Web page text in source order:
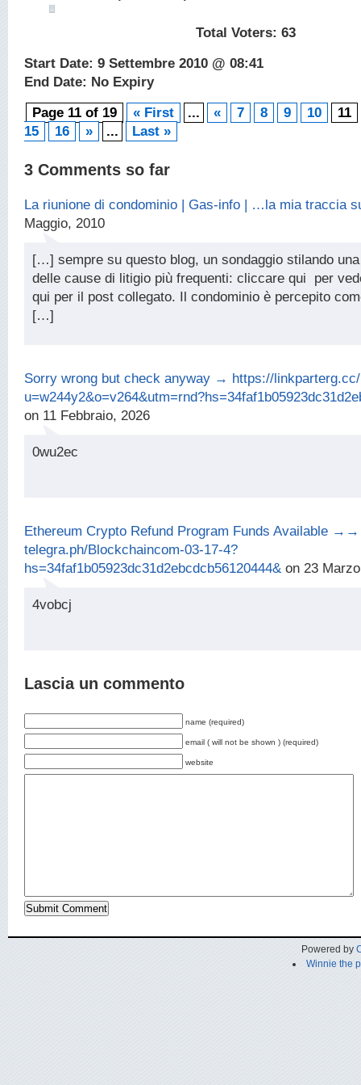
Total Voters: 63
Start Date: 9 Settembre 2010 @ 08:41
End Date: No Expiry
Page 11 of 19
« First ... « 7 8 9 10
11
15
16 » ... Last »
3 Comments so far
La riunione di condominio | Gas-info | …la mia traccia
Maggio, 2010
[…] sempre su questo blog, un sondaggio stilando
delle cause di litigio più frequenti: cliccare qui per
qui per il post collegato. Il condominio è percepito
[…]
Sorry wrong but check anyway → https://
on 11 Febbraio, 2026
0wu2ec
Ethereum Crypto Refund Program Funds Available →→
telegra.ph/Blockchaincom-03-17-4?
hs=34faf1b05923dc31d2ebcdcb56120444& on 23
4vobcj
Lascia un commento
name (required)
email ( will not be shown ) (required)
website
Powered by
Winnie the